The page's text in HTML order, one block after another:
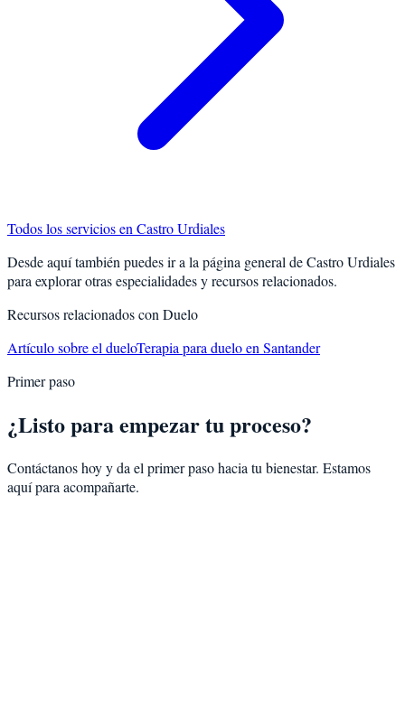
Todos los servicios en Castro Urdiales
Desde aquí también puedes ir a la página general deCastro Urdiales
para explorar otras especialidades y recursos relacionados.
Recursos relacionados con Duelo
Artículo sobre el dueloTerapia para duelo en Santander
Primer paso
¿Listo para empezar tu proceso?
Contáctanos hoy y da el primer paso hacia tu bienestar. Estamos
aquí para acompañarte.